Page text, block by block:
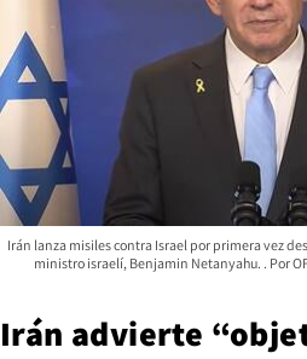
Irán lanza misiles contra Israel por primera vez
ministro israelí, Benjamin Netanyahu.
Irán advierte